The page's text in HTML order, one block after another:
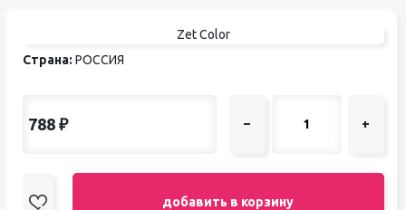
Zet Color
Страна: РОССИЯ
788 ₽ – +
добавить в корзину